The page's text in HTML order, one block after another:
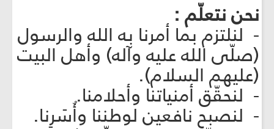
نحن نتعلّم :
- لنلتزم بما أمرنا به الله والرسول
(صلّى الله عليه وآله) وأهل البيت
(عليهم السلام).
- لنحقّق أمنياتنا وأحلامنا.
- لنصبح نافعين لوطننا وأُسَرِنا.